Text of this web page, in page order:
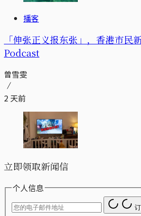
播客
「伸张正义报东张」，香港市民
Podcast
曾雪雯
2 天前
立即领取新闻信
个人信息